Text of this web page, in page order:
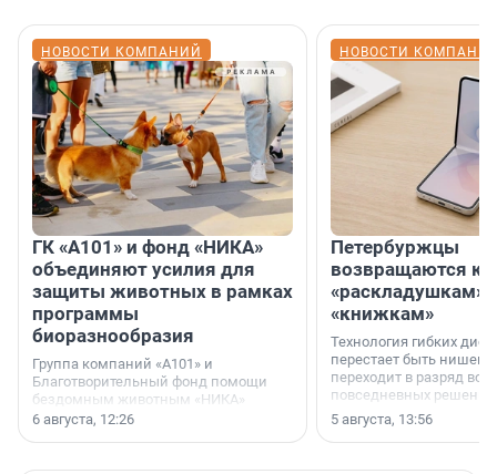
НОВОСТИ КОМПАНИЙ
ГК «А101» и фонд «НИКА»
объединяют усилия для
защиты животных в рамках
программы
биоразнообразия
Группа компаний «А101» и
Благотворительный фонд помощи
бездомным животным «НИКА»
заключили соглашение о
6 августа, 12:26
НОВОСТИ
Петербуржцы
возвращаются к
«раскладушкам»
«книжкам»
Технология гибких
перестает быть
переходит в разряд
повседневных
5 августа, 13:56